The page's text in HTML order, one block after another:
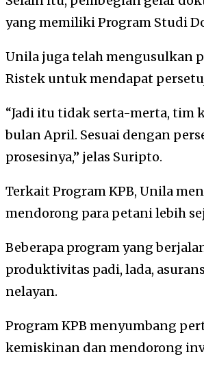
yang memiliki Program Studi
Unila juga telah mengusulkan
Ristek untuk mendapat
“Jadi itu tidak serta-merta, tim
bulan April. Sesuai dengan
prosesinya,” jelas Suripto.
Terkait Program KPB, Unila
mendorong para petani lebih
Beberapa program yang
produktivitas padi, lada,
nelayan.
Program KPB menyumbang
kemiskinan dan mendorong